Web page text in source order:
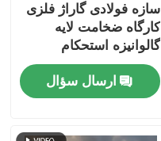
سازه فولادی گاراژ فلزی
کارگاه ضخامت لایه
گالوانیزه استحکام
کششی بالا
ارسال سؤال